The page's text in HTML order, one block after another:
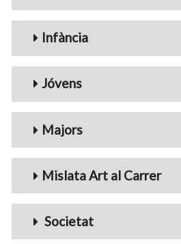
Infància
Jóvens
Majors
Mislata Art al Carrer
Societat